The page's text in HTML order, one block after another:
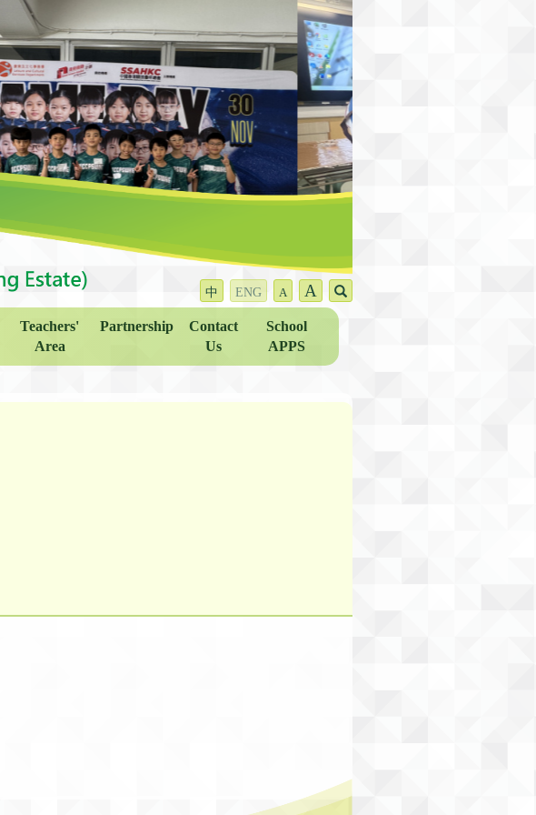
中 ENG A A
Teachers'
Area
Partnership
Contact
Us
School
APPS